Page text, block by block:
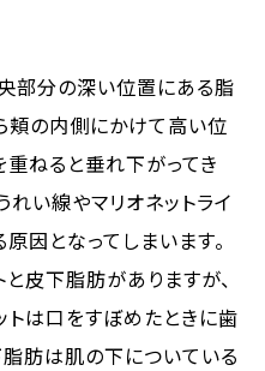
央部分の深い位置にある脂
頬の内側にかけて高い位
重ねると垂れ下がってき
れい線やマリオネットライ
因となってしまいます。
皮下脂肪がありますが、
トは口をすぼめたときに歯
脂肪は肌の下についている